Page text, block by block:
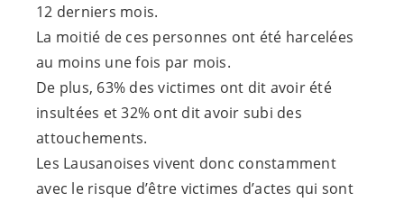
12 derniers mois.
La moitié de ces personnes ont été harcelées
au moins une fois par mois.
De plus, 63% des victimes ont dit avoir été
insultées et 32% ont dit avoir subi des
attouchements.
Les Lausanoises vivent donc constamment
avec le risque d’être victimes d’actes qui sont